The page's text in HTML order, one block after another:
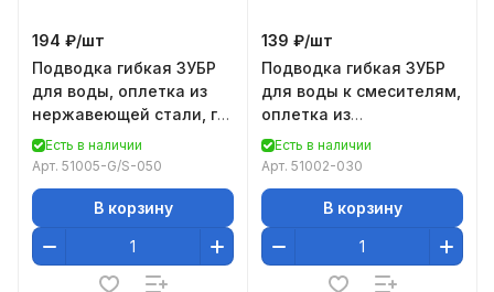
194 ₽/шт
Подводка гибкая ЗУБР
для воды, оплетка из
нержавеющей стали, г/
ш 1/2" - 0,5м
Есть в наличии
Арт. 51005-G/S-050
В корзину
139 ₽/шт
Подводка гибкая ЗУБР
для воды к смесителям,
оплетка из
нержавеющей стали,
укороченная, г/ш 1/2" -
Есть в наличии
Арт. 51002-030
В корзину